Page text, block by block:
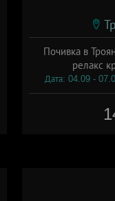
Почивка в
релакс
Дата: 04.09 -